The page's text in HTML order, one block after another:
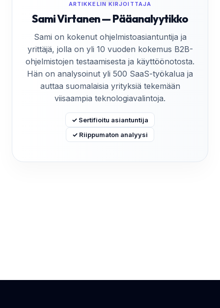
ARTIKKELIN KIRJOITTAJA
Sami Virtanen — Pääanalyytikko
Sami on kokenut ohjelmistoasiantuntija ja
yrittäjä, jolla on yli 10 vuoden kokemus B2B-
ohjelmistojen testaamisesta ja käyttöönotosta.
Hän on analysoinut yli 500 SaaS-työkalua ja
auttaa suomalaisia yrityksiä tekemään
viisaampia teknologiavalintoja.
✓ Sertifioitu asiantuntija
✓ Riippumaton analyysi